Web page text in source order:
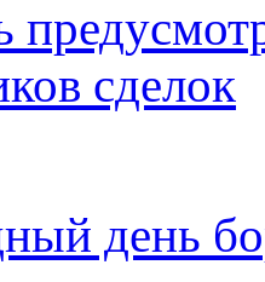
сделок
день